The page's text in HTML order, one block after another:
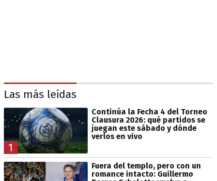
Las más leídas
1
Continúa la Fecha 4 del Torneo
Clausura 2026: qué partidos se
juegan este sábado y dónde
verlos en vivo
Fuera del templo, pero con un
romance intacto: Guillermo